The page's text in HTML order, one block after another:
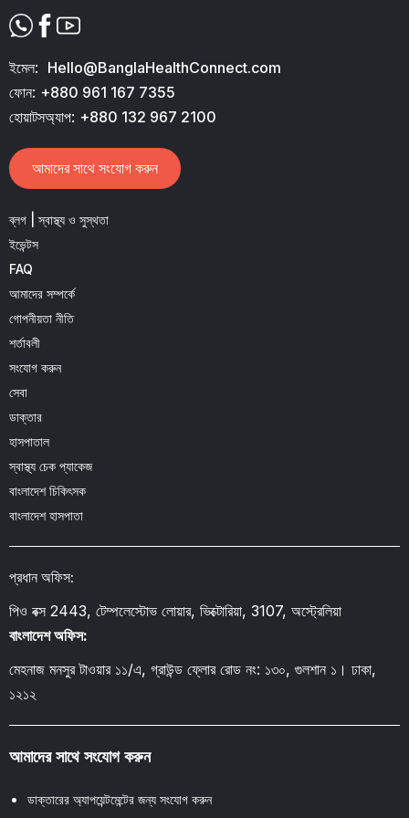
ইমেল: Hello@BanglaHealthConnect.com
ফোন: +880 961 167 7355
হোয়াটসঅ্যাপ: +880 132 967 2100
আমাদের সাথে সংযোগ করুন
ব্লগ | স্বাস্থ্য ও সুস্থতা
ইভেন্টস
FAQ
আমাদের সম্পর্কে
গোপনীয়তা নীতি
শর্তাবলী
সংযোগ করুন
সেবা
ডাক্তার
হাসপাতাল
স্বাস্থ্য চেক প্যাকেজ
বাংলাদেশ চিকিৎসক
বাংলাদেশ হাসপাতা
প্রধান অফিস:
পিও বক্স 2443, টেম্পলেস্টোভ লোয়ার, ভিক্টোরিয়া, 3107, অস্ট্রেলিয়া
বাংলাদেশ অফিস:
মেহনাজ মনসুর টাওয়ার ১১/এ, গ্রাউন্ড ফ্লোর রোড নং: ১৩০, গুলশান ১। ঢাকা,
১২১২
আমাদের সাথে সংযোগ করুন
ডাক্তারের অ্যাপয়েন্টমেন্টের জন্য সংযোগ করুন